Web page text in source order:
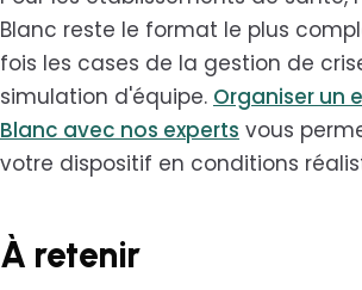
Blanc reste le format le plus
fois les cases de la gestion de
simulation d'équipe. Organiser un
Blanc avec nos experts vous
votre dispositif en conditions
À retenir